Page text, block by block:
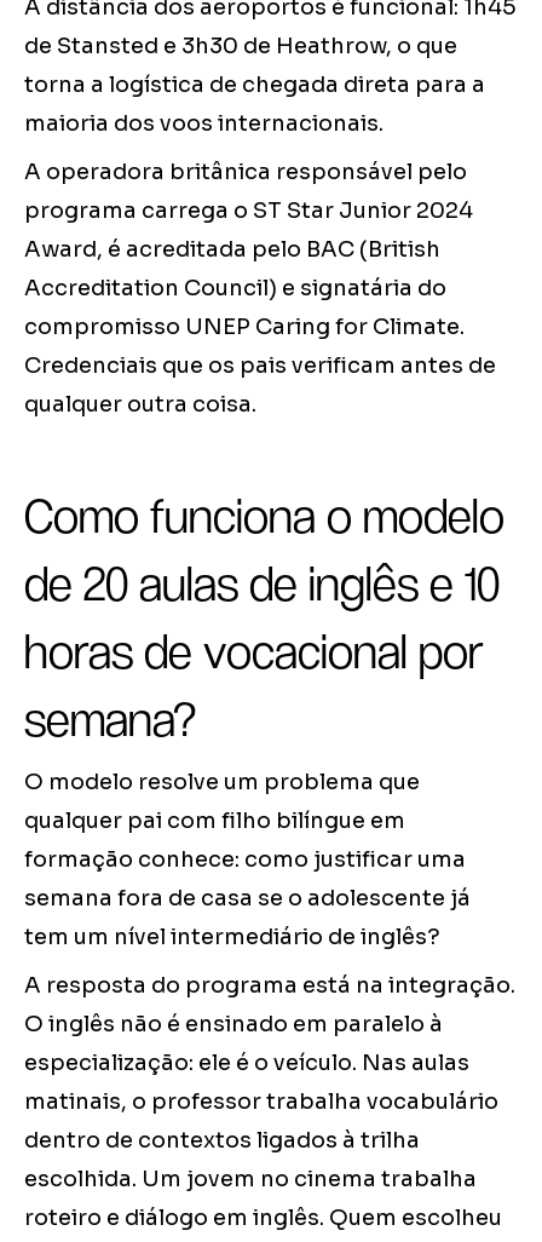
A distância dos aeroportos é funcional: 1h45
de Stansted e 3h30 de Heathrow, o que
torna a logística de chegada direta para a
maioria dos voos internacionais.
A operadora britânica responsável pelo
programa carrega o ST Star Junior 2024
Award, é acreditada pelo BAC (British
Accreditation Council) e signatária do
compromisso UNEP Caring for Climate.
Credenciais que os pais verificam antes de
qualquer outra coisa.
Como funciona o modelo
de 20 aulas de inglês e 10
horas de vocacional por
semana?
O modelo resolve um problema que
qualquer pai com filho bilíngue em
formação conhece: como justificar uma
semana fora de casa se o adolescente já
tem um nível intermediário de inglês?
A resposta do programa está na integração.
O inglês não é ensinado em paralelo à
especialização: ele é o veículo. Nas aulas
matinais, o professor trabalha vocabulário
dentro de contextos ligados à trilha
escolhida. Um jovem no cinema trabalha
roteiro e diálogo em inglês. Quem escolheu